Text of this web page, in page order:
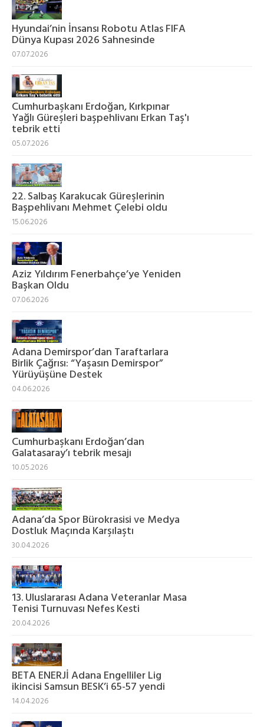
Hyundai’nin İnsansı Robotu Atlas FIFA
Dünya Kupası 2026 Sahnesinde
07.07.2026
Cumhurbaşkanı Erdoğan, Kırkpınar
Yağlı Güreşleri başpehlivanı Erkan Taş'ı
tebrik etti
05.07.2026
22. Salbaş Karakucak Güreşlerinin
Başpehlivanı Mehmet Çelebi oldu
15.06.2026
Aziz Yıldırım Fenerbahçe’ye Yeniden
Başkan Oldu
07.06.2026
Adana Demirspor’dan Taraftarlara
Birlik Çağrısı: “Yaşasın Demirspor”
Yürüyüşüne Destek
04.06.2026
Cumhurbaşkanı Erdoğan’dan
Galatasaray’ı tebrik mesajı
10.05.2026
Adana’da Spor Bürokrasisi ve Medya
Dostluk Maçında Karşılaştı
30.04.2026
13. Uluslararası Adana Veteranlar Masa
Tenisi Turnuvası Nefes Kesti
20.04.2026
BETA ENERJİ Adana Engelliler Lig
ikincisi Samsun BESK’i 65-57 yendi
14.04.2026